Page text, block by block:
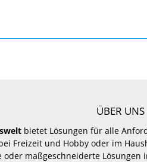
ÜBER UNS
bietet Lösungen für alle
Freizeit und Hobby oder im
oder maßgeschneiderte Lösungen